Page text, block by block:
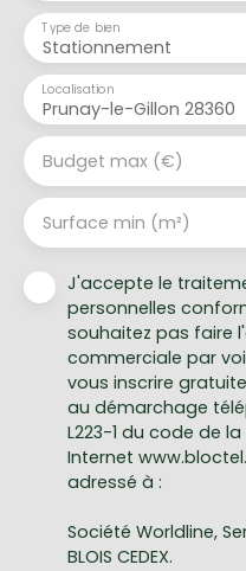
Stationnement
Type de bien
Prunay-le-Gillon 28360
Localisation
Budget max (€)
Surface min (m²)
J'accepte le
personnelles
souhaitez pas faire
commerciale par
vous inscrire
au démarchage
L223-1 du code de
Internet
adressé à :
Société Worldline,
BLOIS CEDEX.